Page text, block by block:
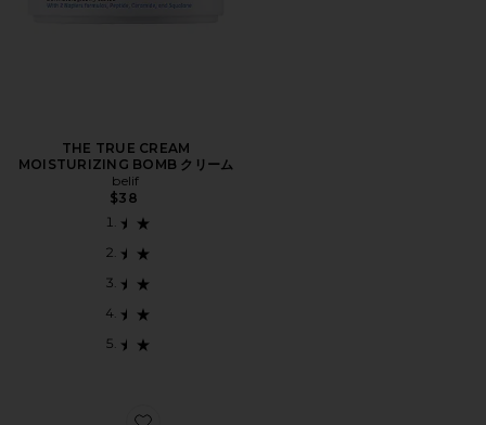
THE TRUE CREAM
MOISTURIZING BOMB クリーム
belif
$38